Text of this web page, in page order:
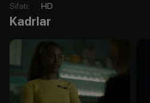
Sifati: HD
Kadrlar